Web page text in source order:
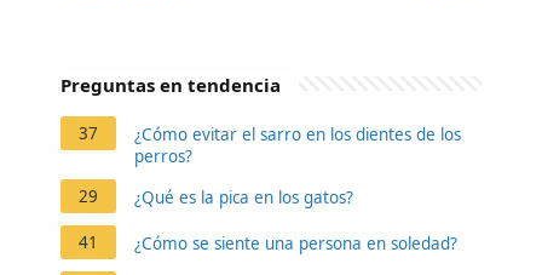
Preguntas en tendencia
37
¿Cómo evitar el sarro en los dientes de los
perros?
29
¿Qué es la pica en los gatos?
41 ¿Cómo se siente una persona en soledad?